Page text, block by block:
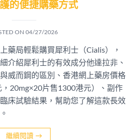
的便捷購藥方式
ON 04/27/2026
藥局輕鬆購買犀利士（Cialis），
介紹犀利士的有效成分他達拉非、
威而鋼的區別、香港網上藥房價格
，20mg×20片售1300港元）、副作
床試驗結果，幫助您了解這款長效
繼續閱讀 →